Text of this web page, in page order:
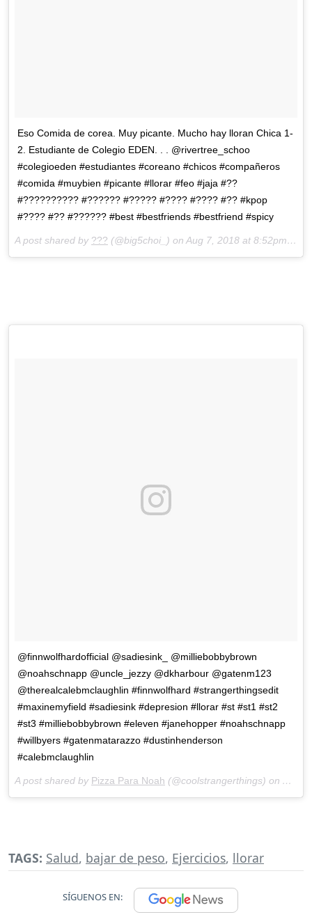
Eso Comida de corea. Muy picante. Mucho hay lloran Chica 1-
2. Estudiante de Colegio EDEN. . . @rivertree_schoo
#colegioeden #estudiantes #coreano #chicos #compañeros
#comida #muybien #picante #llorar #feo #jaja #??
#?????????? #?????? #????? #???? #???? #?? #kpop
#???? #?? #?????? #best #bestfriends #bestfriend #spicy
A post shared by ??? (@big5choi_) on Aug 7, 2018 at 8:52pm PDT
@finnwolfhardofficial @sadiesink_ @milliebobbybrown
@noahschnapp @uncle_jezzy @dkharbour @gatenm123
@therealcalebmclaughlin #finnwolfhard #strangerthingsedit
#maxinemyfield #sadiesink #depresion #llorar #st #st1 #st2
#st3 #milliebobbybrown #eleven #janehopper #noahschnapp
#willbyers #gatenmatarazzo #dustinhenderson
#calebmclaughlin
A post shared by Pizza Para Noah (@coolstrangerthings) on Aug
TAGS: Salud, bajar de peso, Ejercicios, llorar
SÍGUENOS EN: